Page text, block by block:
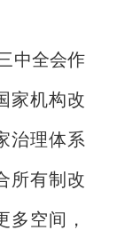
中全会作
家机构改
治理体系
所有制改
多空间，